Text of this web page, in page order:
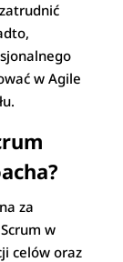
w Agile
za
w
celów oraz